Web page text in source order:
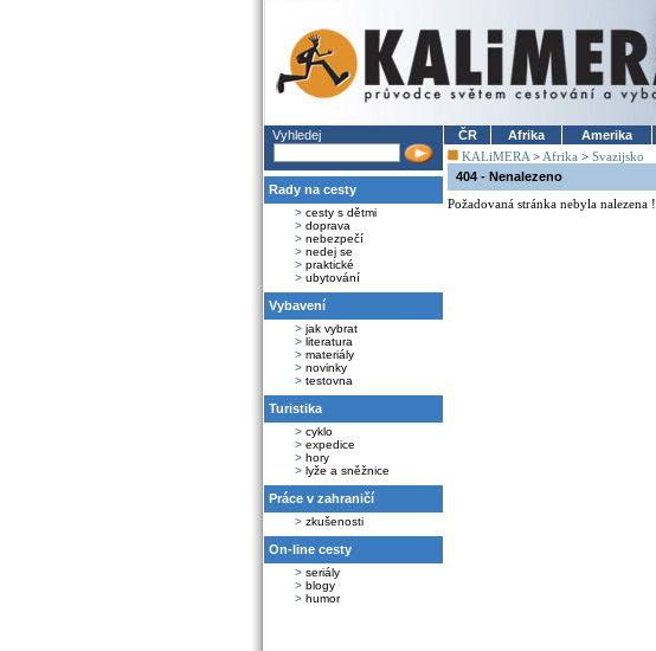
Vyhledej
Rady na cesty
> cesty s dětmi
> doprava
> nebezpečí
> nedej se
> praktické
> ubytování
Vybavení
> jak vybrat
> literatura
> materiály
> novinky
> testovna
Turistika
> cyklo
> expedice
> hory
> lyže a sněžnice
Práce v zahraničí
> zkušenosti
On-line cesty
> seriály
> blogy
> humor
ČR
Afrika Amerika
KALiMERA > Afrika > Svazijsko
404 - Nenalezeno
Požadovaná stránka nebyla nalezena !